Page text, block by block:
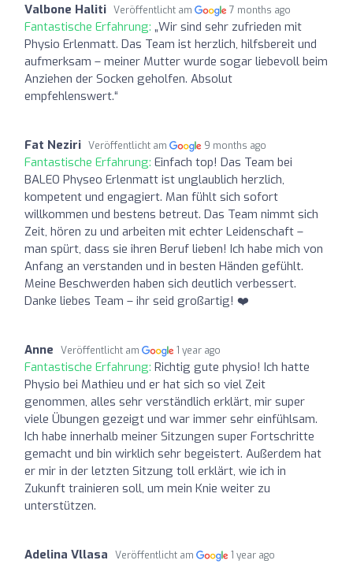
Valbone Haliti Veröffentlicht am 7 months ago
Fantastische Erfahrung: „Wir sind sehr zufrieden mit
Physio Erlenmatt. Das Team ist herzlich, hilfsbereit und
aufmerksam – meiner Mutter wurde sogar liebevoll beim
Anziehen der Socken geholfen. Absolut
empfehlenswert.“
Fat Neziri Veröffentlicht am 9 months ago
Fantastische Erfahrung: Einfach top! Das Team bei
BALEO Physeo Erlenmatt ist unglaublich herzlich,
kompetent und engagiert. Man fühlt sich sofort
willkommen und bestens betreut. Das Team nimmt sich
Zeit, hören zu und arbeiten mit echter Leidenschaft –
man spürt, dass sie ihren Beruf lieben! Ich habe mich von
Anfang an verstanden und in besten Händen gefühlt.
Meine Beschwerden haben sich deutlich verbessert.
Danke liebes Team – ihr seid großartig! ❤️
Anne Veröffentlicht am 1 year ago
Fantastische Erfahrung: Richtig gute physio! Ich hatte
Physio bei Mathieu und er hat sich so viel Zeit
genommen, alles sehr verständlich erklärt, mir super
viele Übungen gezeigt und war immer sehr einfühlsam.
Ich habe innerhalb meiner Sitzungen super Fortschritte
gemacht und bin wirklich sehr begeistert. Außerdem hat
er mir in der letzten Sitzung toll erklärt, wie ich in
Zukunft trainieren soll, um mein Knie weiter zu
unterstützen.
Adelina Vllasa Veröffentlicht am 1 year ago